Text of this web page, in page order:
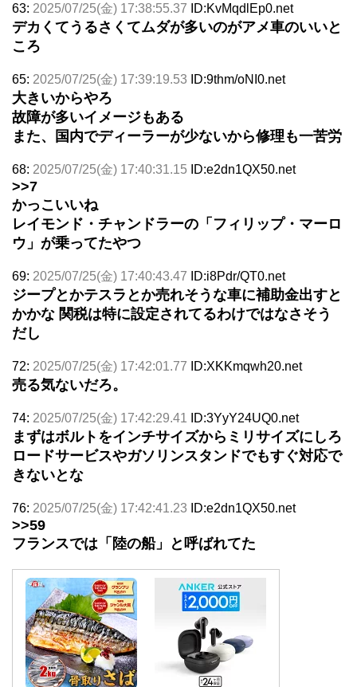
63: 2025/07/25(金) 17:38:55.37 ID:KvMqdlEp0.net
デカくてうるさくてムダが多いのがアメ車のいいと
ころ
65: 2025/07/25(金) 17:39:19.53 ID:9thm/oNI0.net
大きいからやろ
故障が多いイメージもある
また、国内でディーラーが少ないから修理も一苦労
68: 2025/07/25(金) 17:40:31.15 ID:e2dn1QX50.net
>>7
かっこいいね
レイモンド・チャンドラーの「フィリップ・マーロ
ウ」が乗ってたやつ
69: 2025/07/25(金) 17:40:43.47 ID:i8Pdr/QT0.net
ジープとかテスラとか売れそうな車に補助金出すと
かかな 関税は特に設定されてるわけではなさそう
だし
72: 2025/07/25(金) 17:42:01.77 ID:XKKmqwh20.net
売る気ないだろ。
74: 2025/07/25(金) 17:42:29.41 ID:3YyY24UQ0.net
まずはボルトをインチサイズからミリサイズにしろ
ロードサービスやガソリンスタンドでもすぐ対応で
きないとな
76: 2025/07/25(金) 17:42:41.23 ID:e2dn1QX50.net
>>59
フランスでは「陸の船」と呼ばれてた